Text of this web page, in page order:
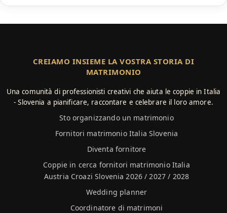
CREIAMO INSIEME LA VOSTRA STORIA DI
MATRIMONIO
Una comunità di professionisti creativi che aiuta le coppie in Italia
- Slovenia a pianificare, raccontare e celebrare il loro amore.
Sto organizzando un matrimonio
Fornitori matrimonio Italia Slovenia
Diventa fornitore
Coppie in cerca fornitori matrimonio Italia
Austria Croazi Slovenia 2026 / 2027 / 2028
Wedding planner
Coordinatore di matrimoni